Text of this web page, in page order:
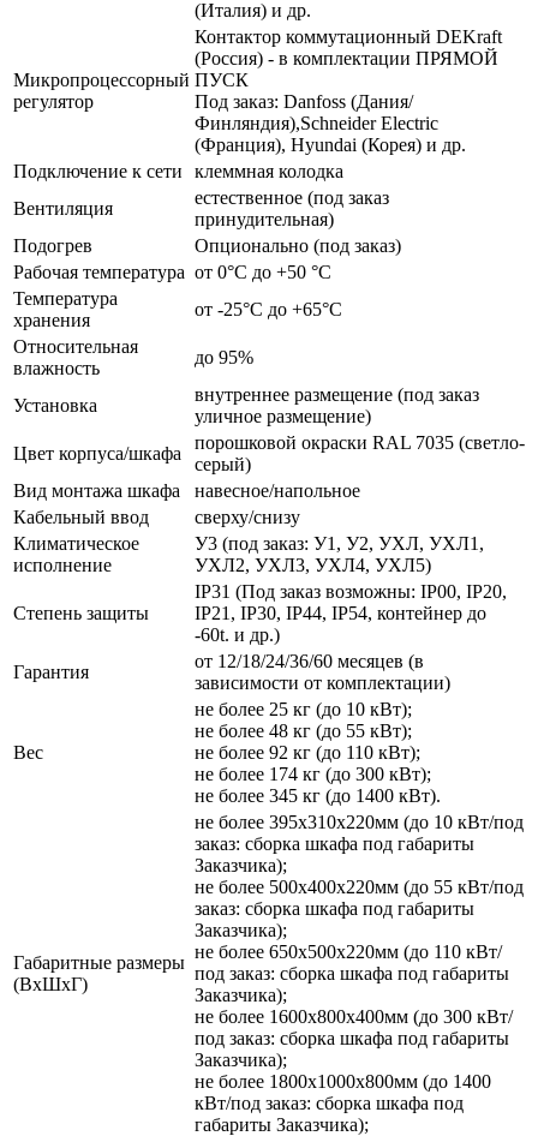
(Италия) и др.
Микропроцессорный
регулятор
Контактор коммутационный DEKraft
(Россия) - в комплектации ПРЯМОЙ
ПУСК
Под заказ: Danfoss (Дания/
Финляндия),Schneider Electric
(Франция), Hyundai (Корея) и др.
Подключение к сети
клеммная колодка
Вентиляция
естественное (под заказ
принудительная)
Подогрев
Опционально (под заказ)
Рабочая температура от 0°C до +50 °C
Температура
хранения
от -25°C до +65°C
Относительная
влажность
до 95%
Установка
внутреннее размещение (под заказ
уличное размещение)
Цвет корпуса/шкафа
порошковой окраски RAL 7035 (светло-
серый)
Вид монтажа шкафа
навесное/напольное
Кабельный ввод
сверху/снизу
Климатическое
исполнение
У3 (под заказ: У1, У2, УХЛ, УХЛ1,
УХЛ2, УХЛ3, УХЛ4, УХЛ5)
Степень защиты
IP31 (Под заказ возможны: IP00, IP20,
IP21, IP30, IP44, IP54, контейнер до
-60t. и др.)
Гарантия
от 12/18/24/36/60 месяцев (в
зависимости от комплектации)
Вес
не более 25 кг (до 10 кВт);
не более 48 кг (до 55 кВт);
не более 92 кг (до 110 кВт);
не более 174 кг (до 300 кВт);
не более 345 кг (до 1400 кВт).
Габаритные размеры
(ВхШхГ)
не более 395х310х220мм (до 10 кВт/под
заказ: сборка шкафа под габариты
Заказчика);
не более 500х400х220мм (до 55 кВт/под
заказ: сборка шкафа под габариты
Заказчика);
не более 650х500х220мм (до 110 кВт/
под заказ: сборка шкафа под габариты
Заказчика);
не более 1600х800х400мм (до 300 кВт/
под заказ: сборка шкафа под габариты
Заказчика);
не более 1800х1000х800мм (до 1400
кВт/под заказ: сборка шкафа под
габариты Заказчика);